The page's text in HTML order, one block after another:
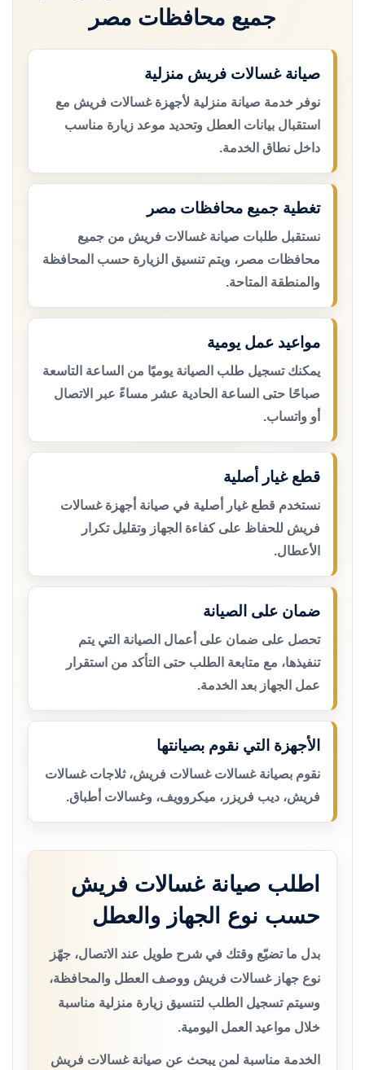
جميع محافظات مصر
صيانة غسالات فريش منزلية
نوفر خدمة صيانة منزلية لأجهزة غسالات فريش مع
استقبال بيانات العطل وتحديد موعد زيارة مناسب
داخل نطاق الخدمة.
تغطية جميع محافظات مصر
نستقبل طلبات صيانة غسالات فريش من جميع
محافظات مصر، ويتم تنسيق الزيارة حسب المحافظة
والمنطقة المتاحة.
مواعيد عمل يومية
يمكنك تسجيل طلب الصيانة يوميًا من الساعة التاسعة
صباحًا حتى الساعة الحادية عشر مساءً عبر الاتصال
أو واتساب.
قطع غيار أصلية
نستخدم قطع غيار أصلية في صيانة أجهزة غسالات
فريش للحفاظ على كفاءة الجهاز وتقليل تكرار
الأعطال.
ضمان على الصيانة
تحصل على ضمان على أعمال الصيانة التي يتم
تنفيذها، مع متابعة الطلب حتى التأكد من استقرار
عمل الجهاز بعد الخدمة.
الأجهزة التي نقوم بصيانتها
نقوم بصيانة غسالات غسالات فريش، ثلاجات غسالات
فريش، ديب فريزر، ميكروويف، وغسالات أطباق.
اطلب صيانة غسالات فريش
حسب نوع الجهاز والعطل
بدل ما تضيّع وقتك في شرح طويل عند الاتصال، جهّز
نوع جهاز غسالات فريش ووصف العطل والمحافظة،
وسيتم تسجيل الطلب لتنسيق زيارة منزلية مناسبة
خلال مواعيد العمل اليومية.
الخدمة مناسبة لمن يبحث عن صيانة غسالات فريش